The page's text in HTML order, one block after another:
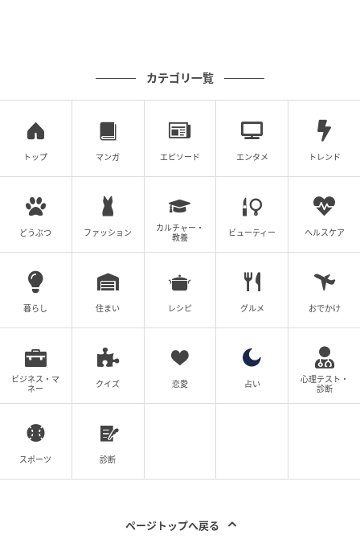
寧な接客をしてくれたCAさん。投稿者さんが「まさに
CAの仕事が天職」と感じたのも納得です。言葉の壁を
軽やかに越えていく姿に、思わず拍手を送りたくなる
エピソードでした。
忙しい機内で寄り添うCAの丁寧な対応に感謝
今回は、「飛行機内で起きた驚きの再会エピソー
ド」、「ドイツの飛行機に乗ったら、素晴らしいCAさ
んに出会った」といった＜CAさんエピソード2選＞を
紹介しました。
飛行機の客室乗務員である「キャビンアテンダント
（Cabin Attendant）」。日々ホスピタリティにあふ
れた対応をしているからこそ、心温まるエピソードが
生まれるようです。
慌ただしい業務の中でも、乗客に寄り添った丁寧なサ
ービスをしてくれるCAさんに、感謝の気持ちを忘れず
カテゴリ一覧
トップ マンガ エピソード エンタメ トレンド
どうぶつ ファッション
カルチャー・
教養
ビューティー ヘルスケア
暮らし 住まい レシピ グルメ おでかけ
ビジネス・マ
ネー
クイズ 恋愛 占い
心理テスト・
診断
スポーツ 診断
ページトップへ戻る